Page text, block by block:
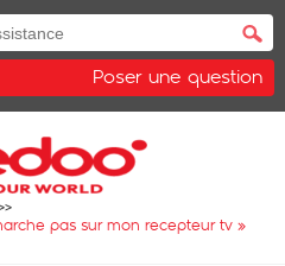
Poser une question
pas sur mon recepteur tv »